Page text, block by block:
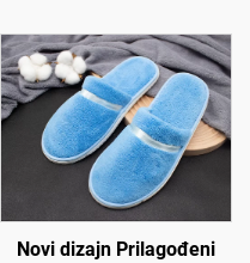
papuče za hotele i
zrakoplovstvo za korisnike
hotela
Novi dizajn Prilagođeni